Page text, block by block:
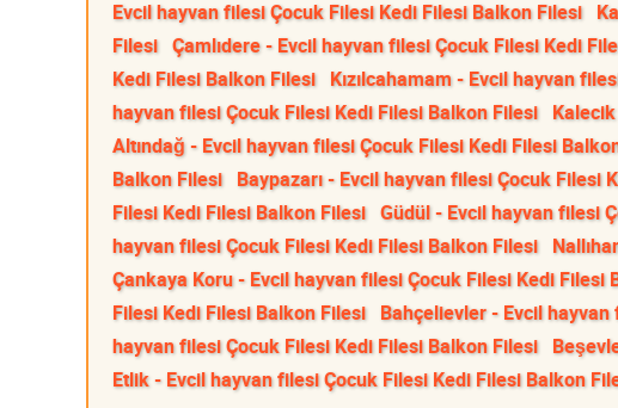
Evcil hayvan filesi Çocuk Filesi Kedi Filesi Balkon Filesi
Filesi Çamlıdere - Evcil hayvan filesi Çocuk Filesi Kedi
Kedi Filesi Balkon Filesi Kızılcahamam - Evcil hayvan
hayvan filesi Çocuk Filesi Kedi Filesi Balkon Filesi
Altındağ - Evcil hayvan filesi Çocuk Filesi Kedi Filesi
Balkon Filesi Baypazarı - Evcil hayvan filesi Çocuk Filesi
Filesi Kedi Filesi Balkon Filesi Güdül - Evcil hayvan filesi
hayvan filesi Çocuk Filesi Kedi Filesi Balkon Filesi
Çankaya Koru - Evcil hayvan filesi Çocuk Filesi Kedi Filesi
Filesi Kedi Filesi Balkon Filesi Bahçelievler - Evcil
hayvan filesi Çocuk Filesi Kedi Filesi Balkon Filesi
Etlik - Evcil hayvan filesi Çocuk Filesi Kedi Filesi Balkon